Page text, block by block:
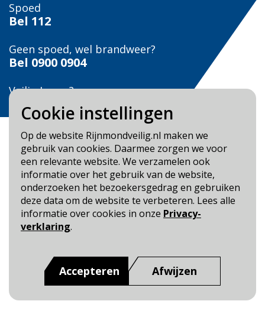
Cookie instellingen
Op de website Rijnmondveilig.nl maken we
gebruik van cookies. Daarmee zorgen we voor
een relevante website. We verzamelen ook
informatie over het gebruik van de website,
onderzoeken het bezoekersgedrag en gebruiken
deze data om de website te verbeteren. Lees alle
informatie over cookies in onze Privacy-
verklaring.
Accepteren Afwijzen
Spoed
Bel 112
Geen spoed, wel brandweer?
Bel 0900 0904
Veilig Leven?
Bel 0900-8387
Blijf op de hoogte
Cookie- en Privacybeleid
Toegankelijkheid
Rijnmond